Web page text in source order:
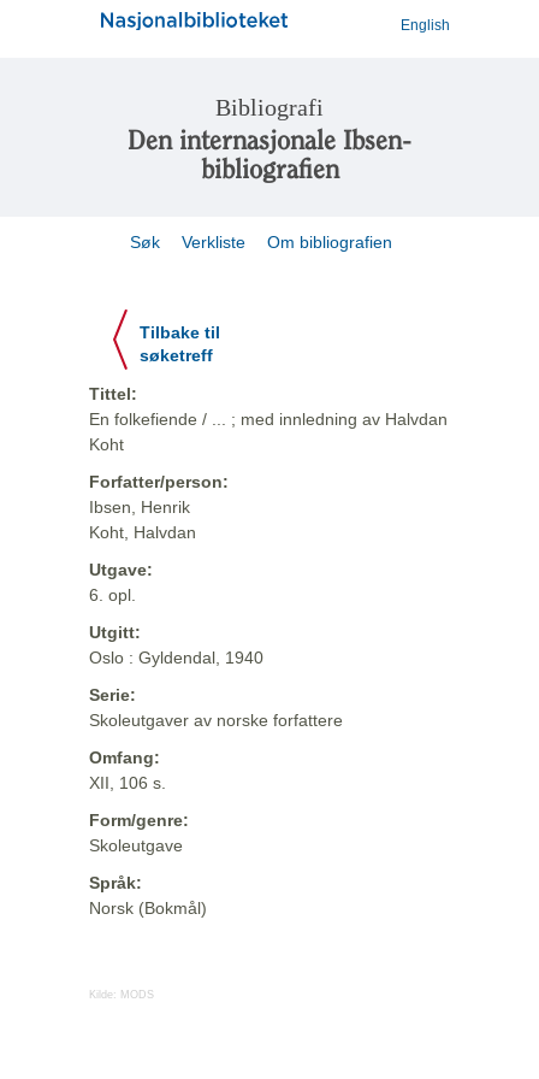
English
Bibliografi
Den internasjonale Ibsen-
bibliografien
Søk Verkliste Om bibliografien
Tilbake til
søketreff
Tittel:
En folkefiende / ... ; med innledning av Halvdan
Koht
Forfatter/person:
Ibsen, Henrik
Koht, Halvdan
Utgave:
6. opl.
Utgitt:
Oslo : Gyldendal, 1940
Serie:
Skoleutgaver av norske forfattere
Omfang:
XII, 106 s.
Form/genre:
Skoleutgave
Språk:
Norsk (Bokmål)
Kilde: MODS